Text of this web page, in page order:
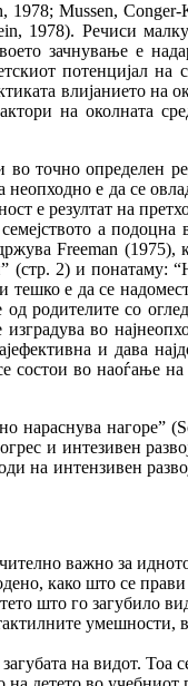
Mussen,
1978). Речиси
зачнување е
потенцијал на
влијанието на
на околната
точно определен
е да се
е резултат на
а
Freeman (1975),
2) и понатаму:
е да се
родителите со
во
и дава
состои во наоѓање
нараснува
и интезивен
на интензивен
важно за
како што се
што го загубило
на видот. Тоа